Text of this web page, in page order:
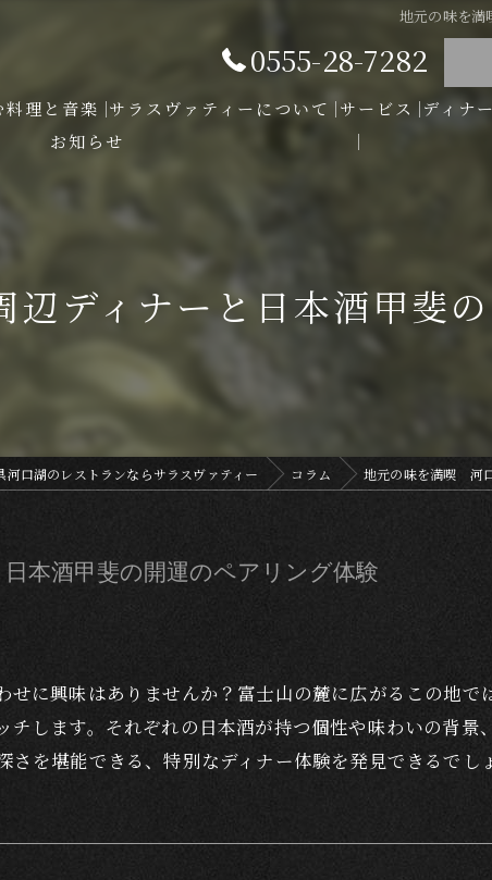
地元の味を
0555-28-7282
料理と音楽 サラスヴァティーについて サービス ディナ
お知らせ
ディナーと日本酒甲斐
河口湖のレストランならサラスヴァティー コラム 地元の味を満喫 河
本酒甲斐の開運のペアリング体験
に興味はありませんか？富士山の麓に広がるこの地で
します。それぞれの日本酒が持つ個性や味わいの背景
を堪能できる、特別なディナー体験を発見できるでし